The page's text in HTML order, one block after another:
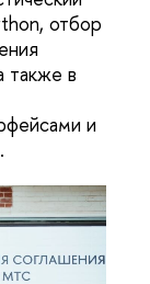
отбор
также в
и